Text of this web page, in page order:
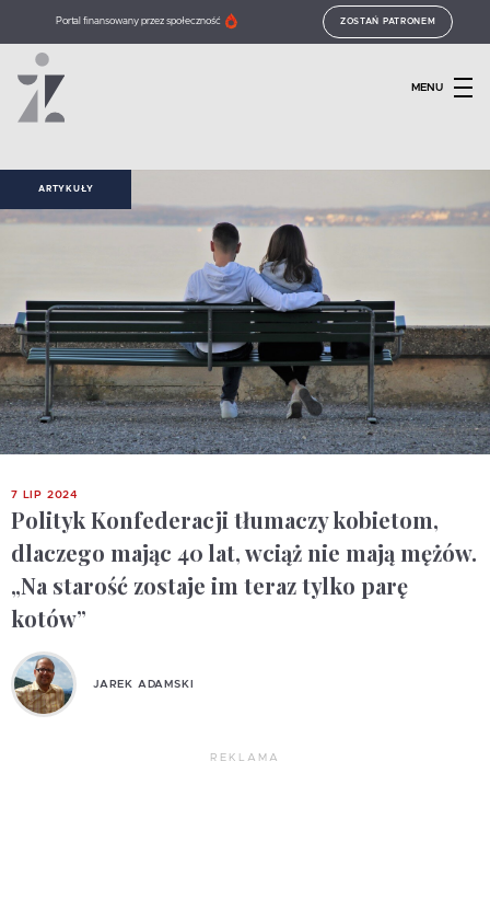
Portal finansowany przez społeczność ZOSTAŃ PATRONEM
MENU
ARTYKUŁY
7 LIP 2024
Polityk Konfederacji tłumaczy kobietom,
dlaczego mając 40 lat, wciąż nie mają mężów.
„Na starość zostaje im teraz tylko parę
kotów”
JAREK ADAMSKI
REKLAMA